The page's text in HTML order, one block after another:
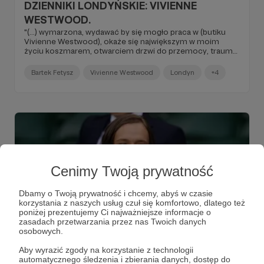
Cenimy Twoją prywatność
Dbamy o Twoją prywatność i chcemy, abyś w czasie
korzystania z naszych usług czuł się komfortowo, dlatego też
poniżej prezentujemy Ci najważniejsze informacje o
zasadach przetwarzania przez nas Twoich danych
osobowych.
Aby wyrazić zgody na korzystanie z technologii
automatycznego śledzenia i zbierania danych, dostęp do
DZIENNIKI LONDYŃSKIE: VIVIENNE
WESTWOOD.
"(...) wymarzona, wydawać by się mogło praca w (butiku
Vivienne Westwood), okaże się największym w moim
życiu koszmarem, otwarciem drzwi do przemocy, traumy,
Westwood wygłaszała słynne "Buy less, choose well" -
powtarzałem, że klimakterium popierdoliło się jej z
Bartek Fetysz Vivienne Westwood Londyn +4